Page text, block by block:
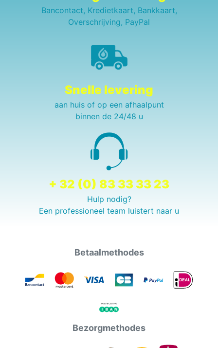
Bancontact, Kredietkaart, Bankkaart,
Overschrijving, PayPal
Snelle levering
aan huis of op een afhaalpunt
binnen de 24/48 u
+ 32 (0) 83 33 33 23
Hulp nodig?
Een professioneel team luistert naar u
Betaalmethodes
Bezorgmethodes